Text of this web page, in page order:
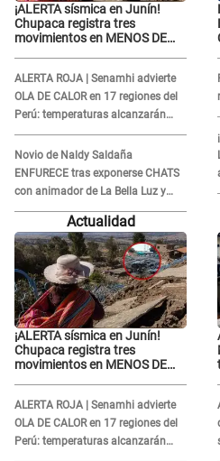
¡ALERTA sísmica en Junín!
Chupaca registra tres
movimientos en MENOS DE
ALERTA ROJA | Senamhi advierte
OLA DE CALOR en 17 regiones del
Perú: temperaturas alcanzarán
hasta los 37 °C
Novio de Naldy Saldaña
ENFURECE tras exponerse CHATS
con animador de La Bella Luz y
ADVIERTE: "Estúp@&# que cree
Actualidad
¡ALERTA sísmica en Junín!
Chupaca registra tres
movimientos en MENOS DE
ALERTA ROJA | Senamhi advierte
OLA DE CALOR en 17 regiones del
Perú: temperaturas alcanzarán